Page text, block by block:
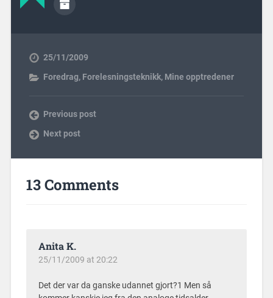
25/11/2009
Foredrag, Forelesningsteknikk, Mine opptredener
Previous post
Next post
13 Comments
Anita K.
25/11/2009 at 20:22
Det der var da ganske udannet gjort?1 Men så